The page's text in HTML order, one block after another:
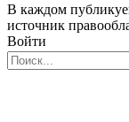
В каждом
источник
Войти